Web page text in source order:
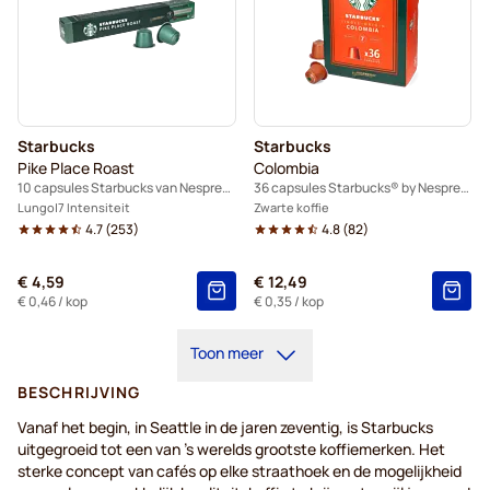
Starbucks
Pike Place Roast
10 capsules Starbucks van Nespresso®
Lungo 7 Intensiteit
4.7(253)
€ 4,59
€ 0,46/ kop
Starbucks
Colombia
36 capsules Starbucks® by Nespresso®
Zwarte koffie
4.8(82)
€ 12,49
€ 0,35/ kop
Toon meer
BESCHRIJVING
Vanaf het begin, in Seattle in de jaren zeventig, is Starbucks
uitgegroeid tot een van 's werelds grootste koffiemerken. Het
sterke concept van cafés op elke straathoek en de mogelijkheid